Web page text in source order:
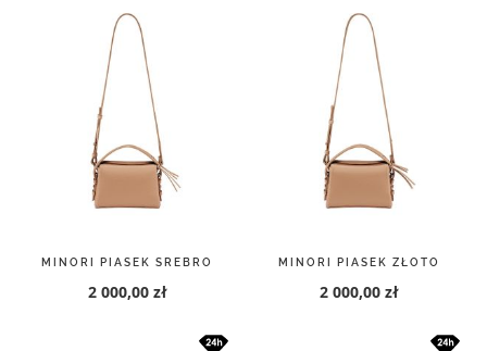
MINORI PIASEK SREBRO
2 000,00 zł
MINORI PIASEK ZŁOTO
2 000,00 zł